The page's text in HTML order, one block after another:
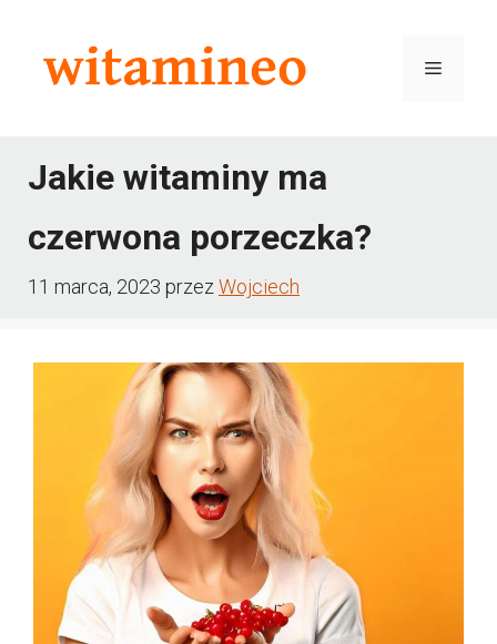
Menu
Jakie witaminy ma
czerwona porzeczka?
11 marca, 2023 przezWojciech